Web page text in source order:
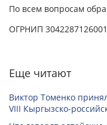
По всем вопросам
ОГРНИП
Еще читают
Виктор Томенко
VIII Кыргызско-